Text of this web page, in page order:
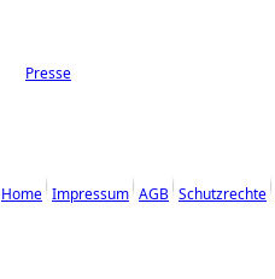
Presse
Home Impressum AGB Schutzrechte